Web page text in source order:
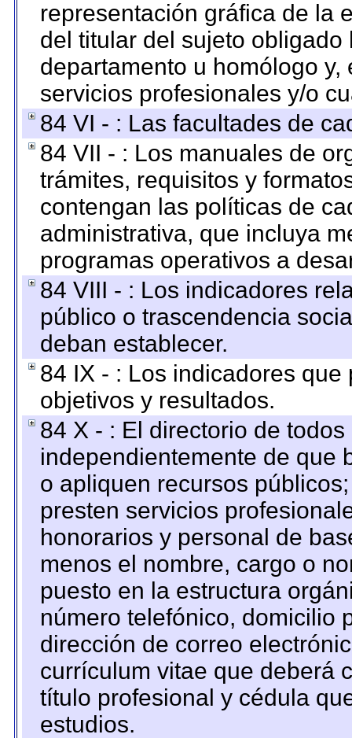
representación gráfica de la
del titular del sujeto
departamento u homólogo
servicios profesionales y/o
84 VI - : Las facultades de
84 VII - : Los manuales de
trámites, requisitos y
contengan las políticas de
administrativa, que incluya
programas operativos a
84 VIII - : Los indicadores
público o trascendencia
deban establecer.
84 IX - : Los indicadores
objetivos y resultados.
84 X - : El directorio de
independientemente de que
o apliquen recursos
presten servicios
honorarios y personal de
menos el nombre, cargo o
puesto en la estructura
número telefónico, domicilio
dirección de correo
currículum vitae que deberá
título profesional y cédula
estudios.